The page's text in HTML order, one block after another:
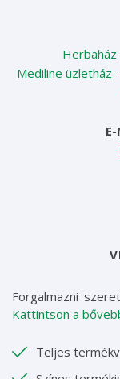
Mediline üzletház
Forgalmazni
Kattintson a
Teljes